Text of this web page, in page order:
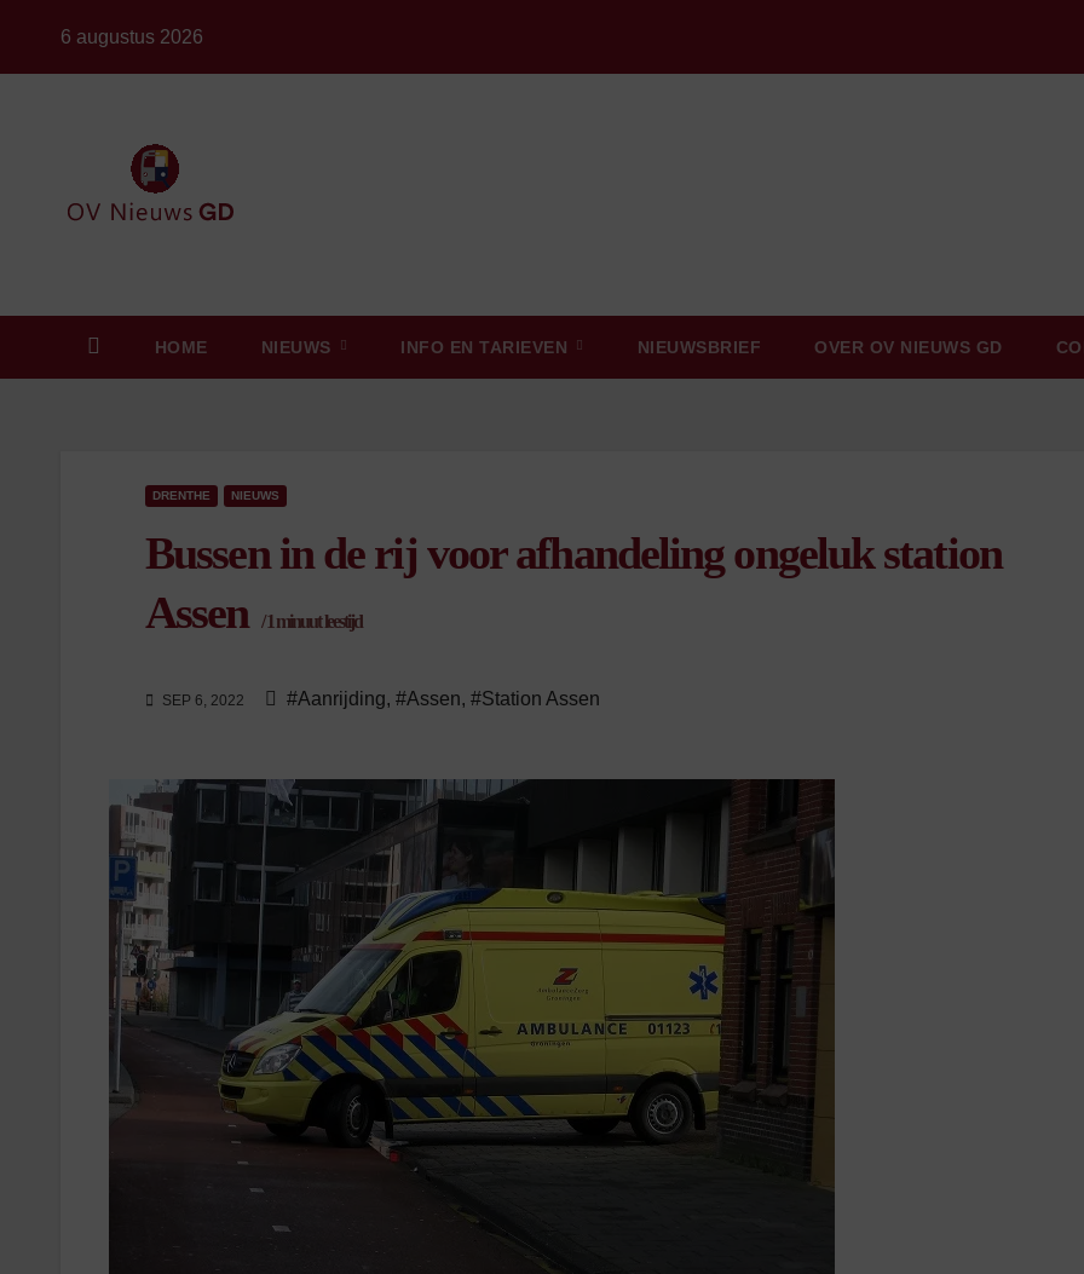
6 augustus 2026
HOME NIEUWS INFO EN TARIEVEN NIEUWSBRIEF OVER OV NIEUWS GD
DRENTHE NIEUWS
Bussen in de rij voor afhandeling ongeluk station
Assen
/1 minuut leestijd
SEP 6, 2022 #Aanrijding, #Assen, #Station Assen